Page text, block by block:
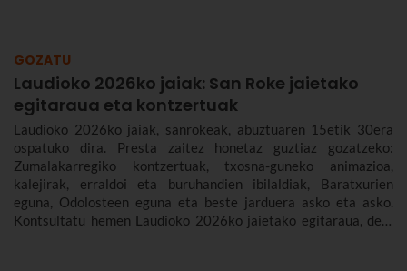
GOZATU
Laudioko 2026ko jaiak: San Roke jaietako
egitaraua eta kontzertuak
Laudioko 2026ko jaiak, sanrokeak, abuztuaren 15etik 30era
ospatuko dira. Presta zaitez honetaz guztiaz gozatzeko:
Zumalakarregiko kontzertuak, txosna-guneko animazioa,
kalejirak, erraldoi eta buruhandien ibilaldiak, Baratxurien
eguna, Odolosteen eguna eta beste jarduera asko eta asko.
Kontsultatu hemen Laudioko 2026ko jaietako egitaraua, den-